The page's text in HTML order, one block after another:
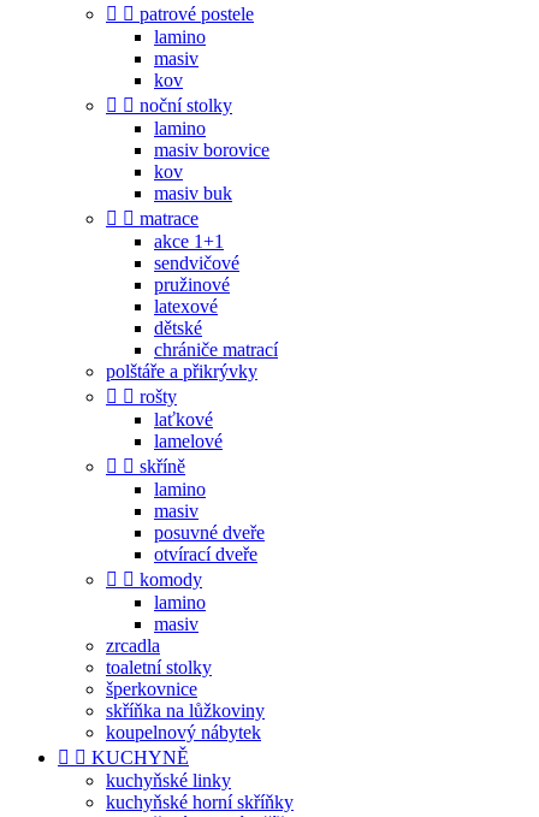
  patrové postele
lamino
masiv
kov
  noční stolky
lamino
masiv borovice
kov
masiv buk
  matrace
akce 1+1
sendvičové
pružinové
latexové
dětské
chrániče matrací
polštáře a přikrývky
  rošty
laťkové
lamelové
  skříně
lamino
masiv
posuvné dveře
otvírací dveře
  komody
lamino
masiv
zrcadla
toaletní stolky
šperkovnice
skříňka na lůžkoviny
koupelnový nábytek
  KUCHYNĚ
kuchyňské linky
kuchyňské horní skříňky